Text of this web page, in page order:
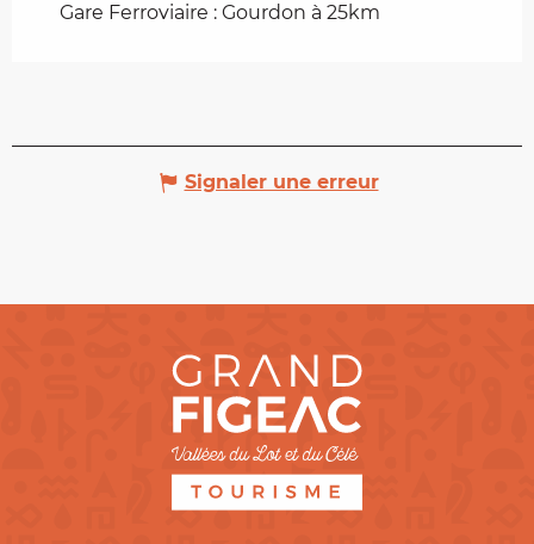
Gare Ferroviaire : Gourdon à 25km
Signaler une erreur